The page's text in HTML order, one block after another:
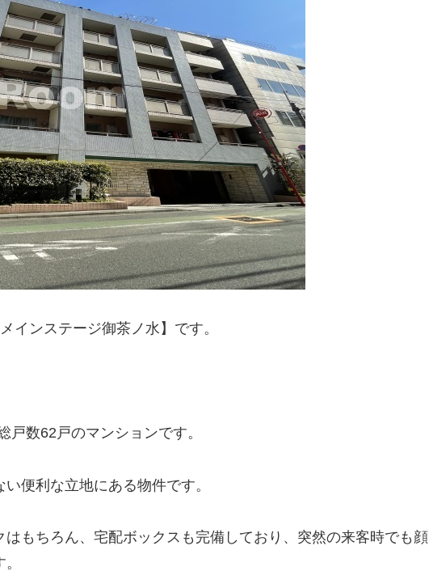
インステージ御茶ノ水】です。
戸数62戸のマンションです。
便利な立地にある物件です。
もちろん、宅配ボックスも完備しており、突然の来客時でも顔